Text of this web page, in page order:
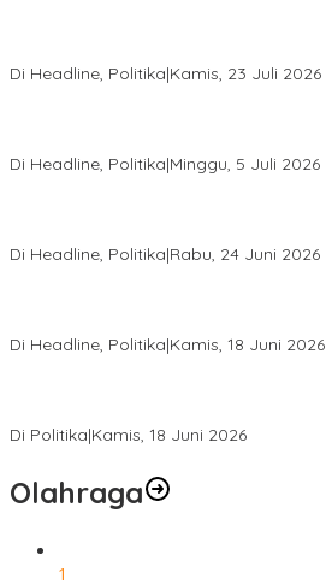
Di Headline, Politika|Kamis, 23 Juli 2026
Di Headline, Politika|Minggu, 5 Juli 2026
Di Headline, Politika|Rabu, 24 Juni 2026
Di Headline, Politika|Kamis, 18 Juni 2026
Di Politika|Kamis, 18 Juni 2026
Olahraga
1